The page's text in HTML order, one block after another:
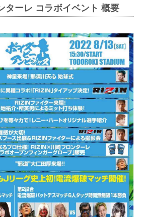
さらに、同日、場外イベント広場"川崎フ
ロンパーク"で開催される「ボーイズビー
ターレ】コラボイベントの開催も決定❗❗こ
のイベントにはRIZINファイターの所英
男、矢地祐介、入...
ターレ コラボイベント 概要